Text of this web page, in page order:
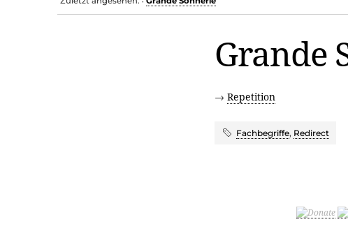
Grande
→ Repetition
Fachbegriffe, Redirect